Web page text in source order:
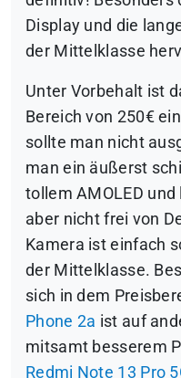
Display und die
der Mittelklasse
Unter Vorbehalt ist
Bereich von 250€
sollte man nicht
man ein äußerst
tollem AMOLED
aber nicht frei von
Kamera ist einfach
der Mittelklasse.
sich in dem
Phone 2a ist auf
mitsamt besserem
Redmi Note 13 Pro